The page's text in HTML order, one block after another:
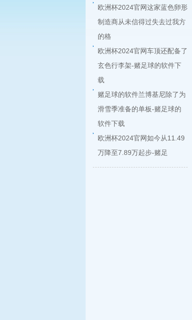
欧洲杯2024官网这家蓝色卵形
制造商从未信得过失去过我方
的格
欧洲杯2024官网车顶还配备了
玄色行李架-赌足球的软件下
载
赌足球的软件兰博基尼除了为
滑雪季准备的单板-赌足球的
软件下载
欧洲杯2024官网如今从11.49
万降至7.89万起步-赌足